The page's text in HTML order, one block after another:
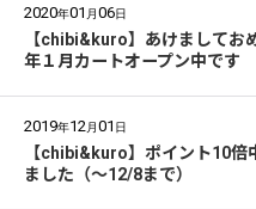
2020年01 月06日
【chibi&kuro】あけましてお
年１月カートオープン中です
2019年12月01 日
【chibi&kuro】ポイント10
ました（〜12/8まで）